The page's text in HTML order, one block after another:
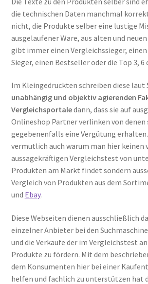
die technischen Daten manchmal
nicht, die Produkte selber eine lustige
ausgelaufener Ware, aus alten und
gibt immer einen Vergleichssieger,
Sieger, einen Bestseller oder die Top 3, 6
Im Kleingedruckten schreiben diese
unabhängig und objektiv agierenden
Vergleichsportaledann, dass sie auf
Onlineshop Partner verlinken von denen
gegebenenfalls eine Vergütung
vermutlich auch warum man hier keinen
aussagekräftigen Vergleichstest von
Produkten am Markt findet sondern
Vergleich von Produkten aus dem
und Ebay.
Diese Webseiten dienen ausschließlich
einzelner Anbieter bei den
und die Verkäufe der im Vergleichstest
Produkte zu fördern. Mit dem
dem Konsumenten hier bei einer
helfen und fachlich zu unterstützen hat